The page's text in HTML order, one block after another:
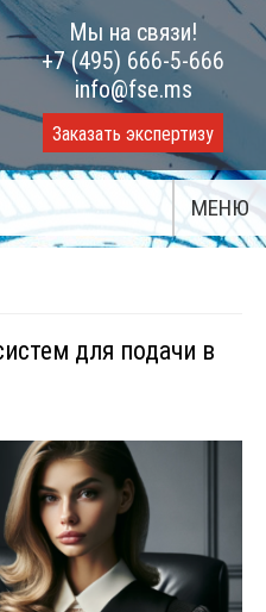
Мы на связи!
+7 (495) 666-5-666
info@fse.ms
Заказать экспертизу
МЕНЮ
для подачи в